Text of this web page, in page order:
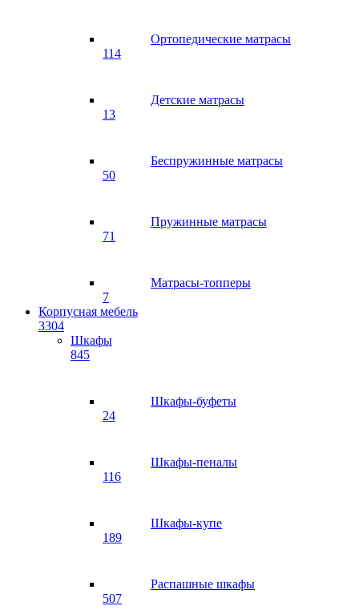
Ортопедические матрасы
114
Детские матрасы
13
Беспружинные матрасы
50
Пружинные матрасы
71
Матрасы-топперы
7
Корпусная мебель
3304
Шкафы
845
Шкафы-буфеты
24
Шкафы-пеналы
116
Шкафы-купе
189
Распашные шкафы
507